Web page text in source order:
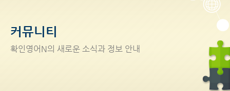
커뮤니티
확인영어 N의 새로운 소식과 정보 안내